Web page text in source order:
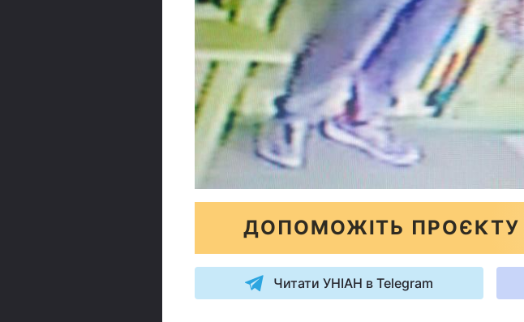
ДОПОМОЖІТЬ ПРОЄКТУ
Читати УНІАН в Telegram